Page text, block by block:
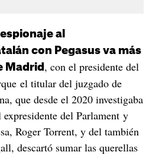
al
con Pegasus va más
Madrid , con el presidente del
el titular del juzgado de
que desde el 2020 investigaba
del Parlament y
Roger Torrent, y del también
descartó sumar las querellas